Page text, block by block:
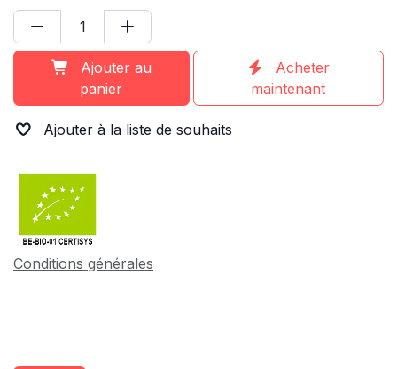
Ajouter au
panier
Acheter
maintenant
Ajouter à la liste de souhaits
Conditions générales